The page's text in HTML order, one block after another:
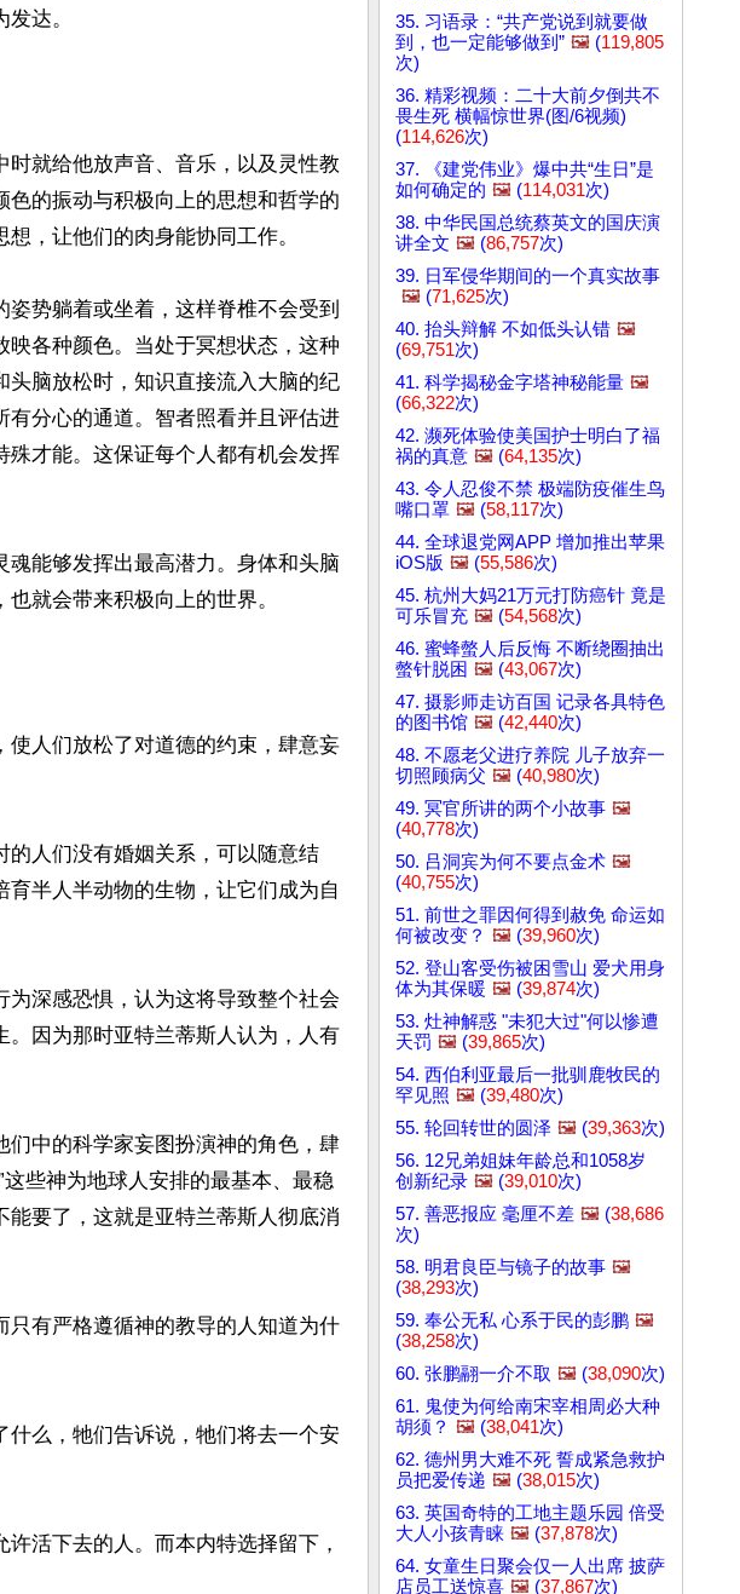
达。
就给他放声音、音乐，以及灵性教
的振动与积极向上的思想和哲学的
，让他们的肉身能协同工作。
势躺着或坐着，这样脊椎不会受到
各种颜色。当处于冥想状态，这种
脑放松时，知识直接流入大脑的纪
分心的通道。智者照看并且评估进
殊才能。这保证每个人都有机会发挥
能够发挥出最高潜力。身体和头脑
就会带来积极向上的世界。
人们放松了对道德的约束，肆意妄
人们没有婚姻关系，可以随意结
半人半动物的生物，让它们成为自
深感恐惧，认为这将导致整个社会
因为那时亚特兰蒂斯人认为，人有
中的科学家妄图扮演神的角色，肆
些神为地球人安排的最基本、最稳
要了，这就是亚特兰蒂斯人彻底消
有严格遵循神的教导的人知道为什
么，牠们告诉说，牠们将去一个安
活下去的人。而本内特选择留下，
35. 习语录：“共产党说到就要做
到，也一定能够做到” 🖼️ (119,805
次)
36. 精彩视频：二十大前夕倒共不
畏生死 横幅惊世界(图/6视频)
(114,626次)
37. 《建党伟业》爆中共“生日”是
如何确定的 🖼️ (114,031次)
38. 中华民国总统蔡英文的国庆演
讲全文 🖼️ (86,757次)
39. 日军侵华期间的一个真实故事
🖼️ (71,625次)
40. 抬头辩解 不如低头认错 🖼️
(69,751次)
41. 科学揭秘金字塔神秘能量 🖼️
(66,322次)
42. 濒死体验使美国护士明白了福
祸的真意 🖼️ (64,135次)
43. 令人忍俊不禁 极端防疫催生鸟
嘴口罩 🖼️ (58,117次)
44. 全球退党网APP 增加推出苹果
iOS版 🖼️ (55,586次)
45. 杭州大妈21万元打防癌针 竟是
可乐冒充 🖼️ (54,568次)
46. 蜜蜂螫人后反悔 不断绕圈抽出
螫针脱困 🖼️ (43,067次)
47. 摄影师走访百国 记录各具特色
的图书馆 🖼️ (42,440次)
48. 不愿老父进疗养院 儿子放弃一
切照顾病父 🖼️ (40,980次)
49. 冥官所讲的两个小故事 🖼️
(40,778次)
50. 吕洞宾为何不要点金术 🖼️
(40,755次)
51. 前世之罪因何得到赦免 命运如
何被改变？ 🖼️ (39,960次)
52. 登山客受伤被困雪山 爱犬用身
体为其保暖 🖼️ (39,874次)
53. 灶神解惑 "未犯大过"何以惨遭
天罚 🖼️ (39,865次)
54. 西伯利亚最后一批驯鹿牧民的
罕见照 🖼️ (39,480次)
55. 轮回转世的圆泽 🖼️ (39,363次)
56. 12兄弟姐妹年龄总和1058岁
创新纪录 🖼️ (39,010次)
57. 善恶报应 毫厘不差 🖼️ (38,686
次)
58. 明君良臣与镜子的故事 🖼️
(38,293次)
59. 奉公无私 心系于民的彭鹏 🖼️
(38,258次)
60. 张鹏翮一介不取 🖼️ (38,090次)
61. 鬼使为何给南宋宰相周必大种
胡须？ 🖼️ (38,041次)
62. 德州男大难不死 誓成紧急救护
员把爱传递 🖼️ (38,015次)
63. 英国奇特的工地主题乐园 倍受
大人小孩青睐 🖼️ (37,878次)
64. 女童生日聚会仅一人出席 披萨
店员工送惊喜 🖼️ (37,867次)